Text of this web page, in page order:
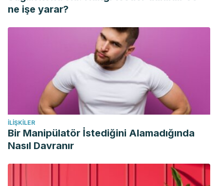
Clapé Laffita, O., & Castillo, A. A. (2011). Caracterización
fármaco-toxicológica de la planta medicinal Sambucus
nigra subsp. canadensis (L). R. Bolli.
Revista Cubana de
(4), 586-596.
Pérez Machín, M., Sueiro, M. L., de la Cruz, A., Boffill, M. A.,
Morón, F., Méndez, O. R., & Cárdenas, J. (2011). Uso
tradicional de plantas medicinales con acción diurética en
el Municipio de Quemado de Güines, Cuba.Revista de
Biología Tropical
59 (4), 1859-1867.
Waizel-Bucay, J., Waizel-Haiat, S., & Revilla-Peñaloza, F.
(2017, September). Los productos herbolarios, la
(Vol. 62, No. 2, pp. 115-
ne işe yarar?
İLIŞKILER
Bir Manipülatör İstediğini Alamadığında
Nasıl Davranır